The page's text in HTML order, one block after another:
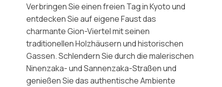
Verbringen Sie einen freien Tag in Kyoto und
entdecken Sie auf eigene Faust das
charmanteGion-Viertelmit seinen
traditionellen Holzhäusern und historischen
Gassen. Schlendern Sie durch die malerischen
Ninenzaka- und Sannenzaka-Straßenund
genießen Sie das authentische Ambiente